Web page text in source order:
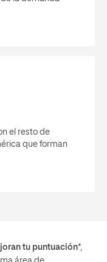
el resto de
que forman
tu puntuación*,